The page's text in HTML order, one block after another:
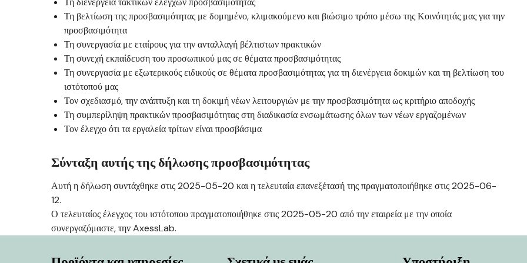
Τη βελτίωση της προσβασιμότητας με δομημένο, κλιμακούμενο και βιώσιμο τρόπο μέσω της Κοινότητάς μας για την
προσβασιμότητα
Τη συνεργασία με εταίρους για την ανταλλαγή βέλτιστων πρακτικών
Τη συνεχή εκπαίδευση του προσωπικού μας σε θέματα προσβασιμότητας
Τη συνεργασία με εξωτερικούς ειδικούς σε θέματα προσβασιμότητας για τη διενέργεια δοκιμών και τη βελτίωση του
ιστότοπού μας
Τον σχεδιασμό, την ανάπτυξη και τη δοκιμή νέων λειτουργιών με την προσβασιμότητα ως κριτήριο αποδοχής
Τη συμπερίληψη πρακτικών προσβασιμότητας στη διαδικασία ενσωμάτωσης όλων των νέων εργαζομένων
Τον έλεγχο ότι τα εργαλεία τρίτων είναι προσβάσιμα
Σύνταξη αυτής της δήλωσης προσβασιμότητας
Αυτή η δήλωση συντάχθηκε στις 2025-05-20 και η τελευταία επανεξέτασή της πραγματοποιήθηκε στις 2025-06-
12.
Ο τελευταίος έλεγχος του ιστότοπου πραγματοποιήθηκε στις 2025-05-20 από την εταιρεία με την οποία
συνεργαζόμαστε, την AxessLab.